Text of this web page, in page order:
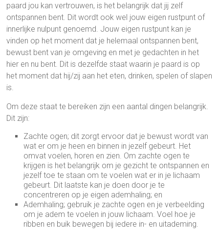
paard jou kan vertrouwen, is het belangrijk dat jij zelf
ontspannen bent. Dit wordt ook wel jouw eigen rustpunt of
innerlijke nulpunt genoemd. Jouw eigen rustpunt kan je
vinden op het moment dat je helemaal ontspannen bent,
bewust bent van je omgeving en met je gedachten in het
hier en nu bent. Dit is dezelfde staat waarin je paard is op
het moment dat hij/zij aan het eten, drinken, spelen of slapen
is.
Om deze staat te bereiken zijn een aantal dingen belangrijk.
Dit zijn:
Zachte ogen; dit zorgt ervoor dat je bewust wordt van
wat er om je heen en binnen in jezelf gebeurt. Het
omvat voelen, horen en zien. Om zachte ogen te
krijgen is het belangrijk om je gezicht te ontspannen en
jezelf toe te staan om te voelen wat er in je lichaam
gebeurt. Dit laatste kan je doen door je te
concentreren op je eigen ademhaling; en
Ademhaling; gebruik je zachte ogen en je verbeelding
om je adem te voelen in jouw lichaam. Voel hoe je
ribben en buik bewegen bij iedere in- en uitademing.